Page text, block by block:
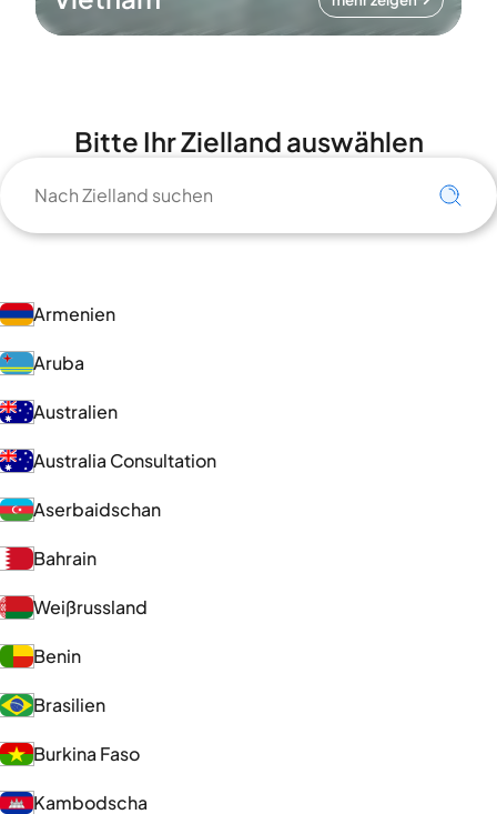
Bitte Ihr Zielland auswählen
Armenien
Aruba
Australien
Australia Consultation
Aserbaidschan
Bahrain
Weißrussland
Benin
Brasilien
Burkina Faso
Kambodscha